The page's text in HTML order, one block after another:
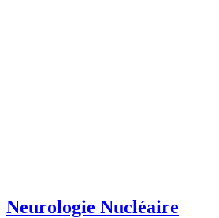
Neurologie Nucléaire